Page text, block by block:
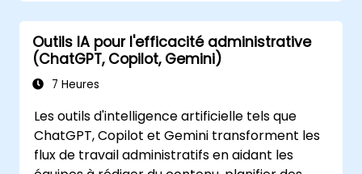
Outils IA pour l'efficacité administrative
(ChatGPT, Copilot, Gemini)
7 Heures
Les outils d'intelligence artificielle tels que
ChatGPT, Copilot et Gemini transforment les
flux de travail administratifs en aidant les